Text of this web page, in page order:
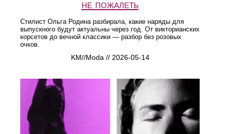
не пожалеть
Стилист Ольга Родина разбирала, какие наряды для
выпускного будут актуальны через год. От викторианских
корсетов до вечной классики — разбор без розовых
очков.
KM//Moda // 2026-05-14